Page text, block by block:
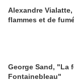
Alexandre
flammes et de
George Sand, "La
Fontainebleau"